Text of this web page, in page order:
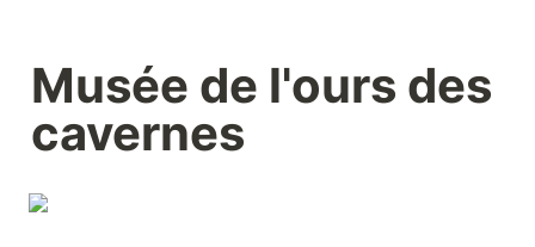
Musée de l'ours des
cavernes